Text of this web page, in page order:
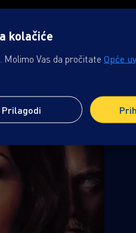
kolačiće
Molimo Vas da pročitate Opće
Prilagodi